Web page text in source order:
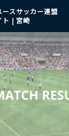
スサッカー連盟
ト | 宮崎